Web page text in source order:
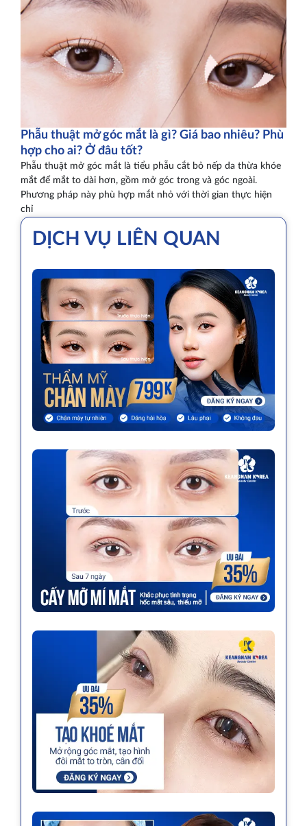
Phẫu thuật mở góc mắt là gì? Giá bao nhiêu? Phù
hợp cho ai? Ở đâu tốt?
Phẫu thuật mở góc mắt là tiểu phẫu cắt bỏ nếp da thừa khóe
mắt để mắt to dài hơn, gồm mở góc trong và góc ngoài.
Phương pháp này phù hợp mắt nhỏ với thời gian thực hiện
chỉ
DỊCH VỤ LIÊN QUAN